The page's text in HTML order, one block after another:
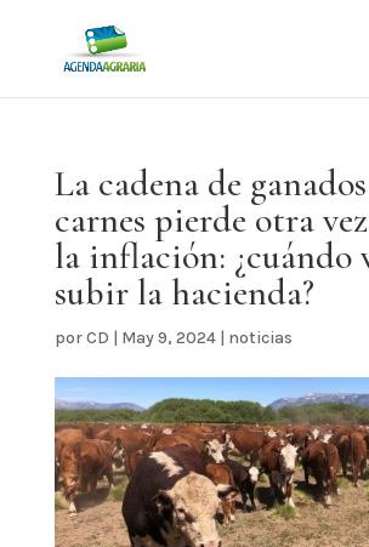
La cadena de
carnes pierde otra
la inflación: ¿cuándo
subir la hacienda?
porCD | May 9, 2024| noticias